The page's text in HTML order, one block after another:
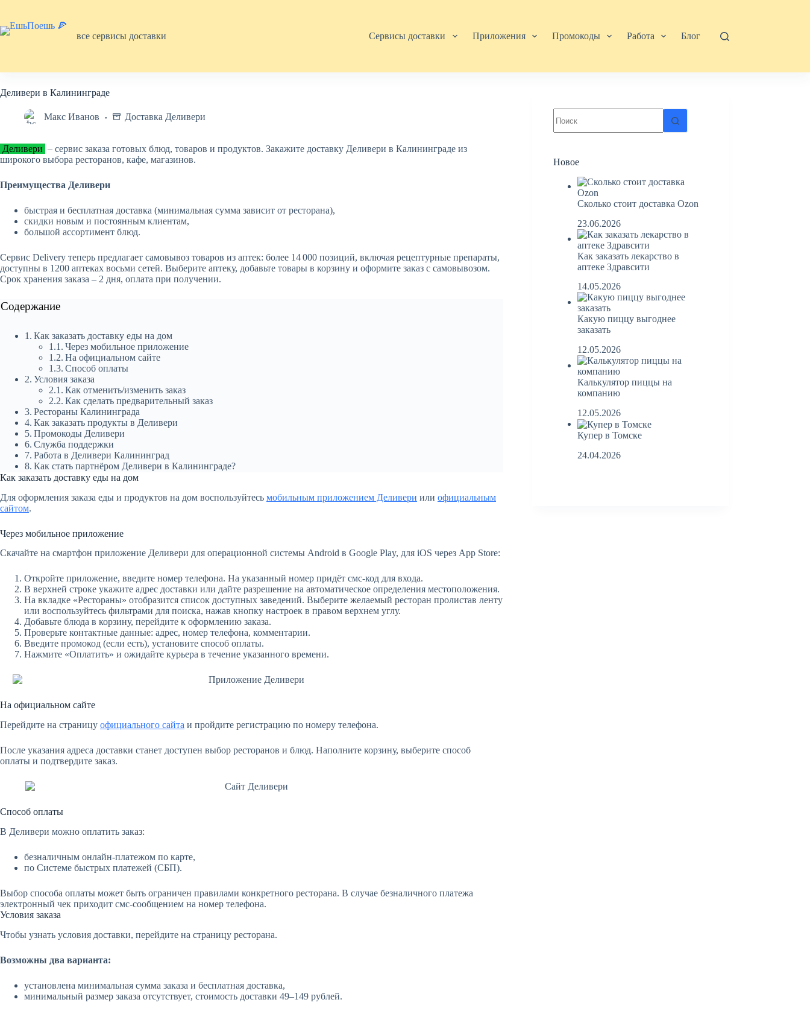
сути
все сервисы доставки
Сервисы доставки Приложения Промокоды Работа Блог
Деливери в Калининграде
Макс Иванов Доставка Деливери
Деливери – сервис заказа готовых блюд, товаров и продуктов. Закажите доставку Деливери в Калининграде из
широкого выбора ресторанов, кафе, магазинов.
Преимущества Деливери
быстрая и бесплатная доставка (минимальная сумма зависит от ресторана),
скидки новым и постоянным клиентам,
большой ассортимент блюд.
Сервис Delivery теперь предлагает самовывоз товаров из аптек: более 14 000 позиций, включая рецептурные препараты,
доступны в 1200 аптеках восьми сетей. Выберите аптеку, добавьте товары в корзину и оформите заказ с самовывозом.
Срок хранения заказа – 2 дня, оплата при получении.
Содержание
Как заказать доставку еды на дом
Через мобильное приложение
На официальном сайте
Способ оплаты
Условия заказа
Как отменить/изменить заказ
Как сделать предварительный заказ
Рестораны Калининграда
Как заказать продукты в Деливери
Промокоды Деливери
Служба поддержки
Работа в Деливери Калининград
Как стать партнёром Деливери в Калининграде?
Как заказать доставку еды на дом
Для оформления заказа еды и продуктов на дом воспользуйтесь мобильным приложением Деливери или официальным
сайтом.
Через мобильное приложение
Скачайте на смартфон приложение Деливери для операционной системы Android в Google Play, для iOS через App Store:
Откройте приложение, введите номер телефона. На указанный номер придёт смс-код для входа.
В верхней строке укажите адрес доставки или дайте разрешение на автоматическое определения местоположения.
На вкладке «Рестораны» отобразится список доступных заведений. Выберите желаемый ресторан пролистав ленту
или воспользуйтесь фильтрами для поиска, нажав кнопку настроек в правом верхнем углу.
Добавьте блюда в корзину, перейдите к оформлению заказа.
Проверьте контактные данные: адрес, номер телефона, комментарии.
Введите промокод (если есть), установите способ оплаты.
Нажмите «Оплатить» и ожидайте курьера в течение указанного времени.
На официальном сайте
Перейдите на страницу официального сайта и пройдите регистрацию по номеру телефона.
После указания адреса доставки станет доступен выбор ресторанов и блюд. Наполните корзину, выберите способ
оплаты и подтвердите заказ.
Способ оплаты
В Деливери можно оплатить заказ:
безналичным онлайн-платежом по карте,
по Системе быстрых платежей (СБП).
Выбор способа оплаты может быть ограничен правилами конкретного ресторана. В случае безналичного платежа
электронный чек приходит смс-сообщением на номер телефона.
Условия заказа
Чтобы узнать условия доставки, перейдите на страницу ресторана.
Возможны два варианта:
установлена минимальная сумма заказа и бесплатная доставка,
минимальный размер заказа отсутствует, стоимость доставки 49–149 рублей.
не
найдено
Новое
Сколько стоит доставка Ozon
23.06.2026
Как заказать лекарство в
аптеке Здравсити
14.05.2026
Какую пиццу выгоднее
заказать
12.05.2026
Калькулятор пиццы на
компанию
12.05.2026
Купер в Томске
24.04.2026